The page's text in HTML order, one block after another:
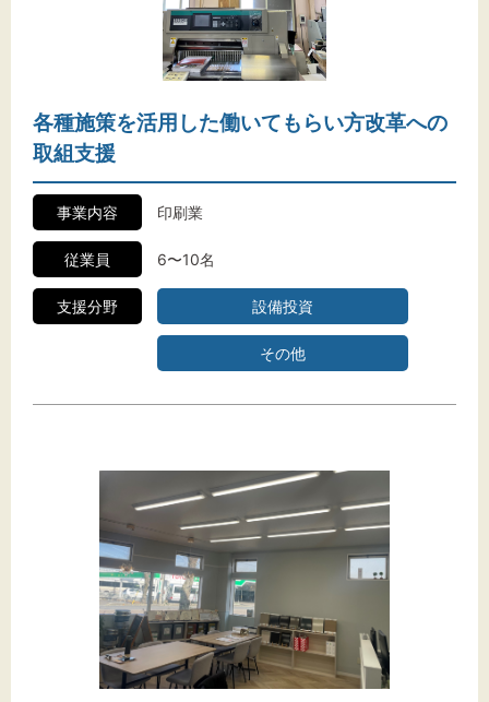
各種施策を活用した働いてもらい方改革への
取組支援
事業内容 印刷業
従業員 6〜10名
支援分野 設備投資
その他